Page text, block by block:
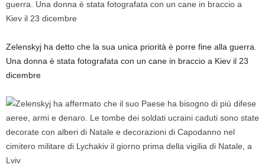
Zelenskyj ha detto che la sua unica priorità è porre fine alla guerra.
Una donna è stata fotografata con un cane in braccio a Kiev il 23
dicembre